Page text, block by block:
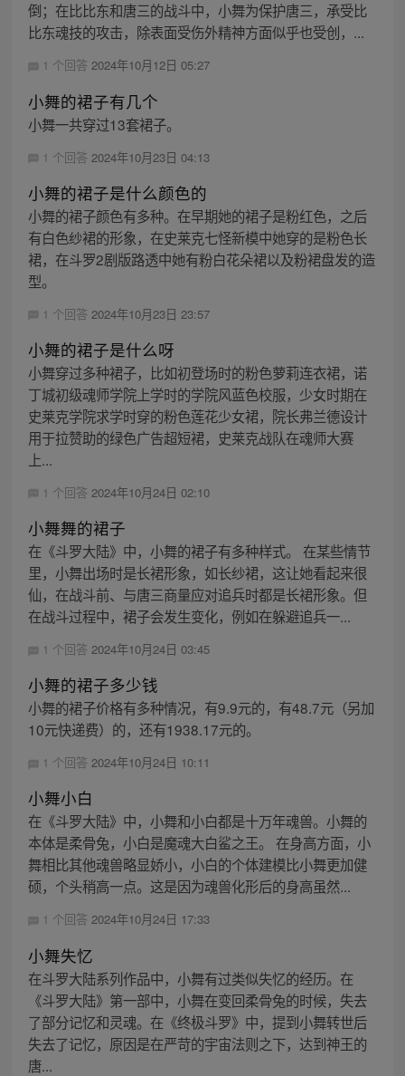
倒；在比比东和唐三的战斗中，小舞为保护唐三，承受比
比东魂技的攻击，除表面受伤外精神方面似乎也受创，...
1 个回答 2024年10月12日 05:27
小舞的裙子有几个
小舞一共穿过13套裙子。
1 个回答 2024年10月23日 04:13
小舞的裙子是什么颜色的
小舞的裙子颜色有多种。在早期她的裙子是粉红色，之后
有白色纱裙的形象，在史莱克七怪新模中她穿的是粉色长
裙，在斗罗2剧版路透中她有粉白花朵裙以及粉裙盘发的造
型。
1 个回答 2024年10月23日 23:57
小舞的裙子是什么呀
小舞穿过多种裙子，比如初登场时的粉色萝莉连衣裙，诺
丁城初级魂师学院上学时的学院风蓝色校服，少女时期在
史莱克学院求学时穿的粉色莲花少女裙，院长弗兰德设计
用于拉赞助的绿色广告超短裙，史莱克战队在魂师大赛
上...
1 个回答 2024年10月24日 02:10
小舞舞的裙子
在《斗罗大陆》中，小舞的裙子有多种样式。 在某些情节
里，小舞出场时是长裙形象，如长纱裙，这让她看起来很
仙，在战斗前、与唐三商量应对追兵时都是长裙形象。但
在战斗过程中，裙子会发生变化，例如在躲避追兵一...
1 个回答 2024年10月24日 03:45
小舞的裙子多少钱
小舞的裙子价格有多种情况，有9.9元的，有48.7元（另加
10元快递费）的，还有1938.17元的。
1 个回答 2024年10月24日 10:11
小舞小白
在《斗罗大陆》中，小舞和小白都是十万年魂兽。小舞的
本体是柔骨兔，小白是魔魂大白鲨之王。 在身高方面，小
舞相比其他魂兽略显娇小，小白的个体建模比小舞更加健
硕，个头稍高一点。这是因为魂兽化形后的身高虽然...
1 个回答 2024年10月24日 17:33
小舞失忆
在斗罗大陆系列作品中，小舞有过类似失忆的经历。在
《斗罗大陆》第一部中，小舞在变回柔骨兔的时候，失去
了部分记忆和灵魂。在《终极斗罗》中，提到小舞转世后
失去了记忆，原因是在严苛的宇宙法则之下，达到神王的
唐...